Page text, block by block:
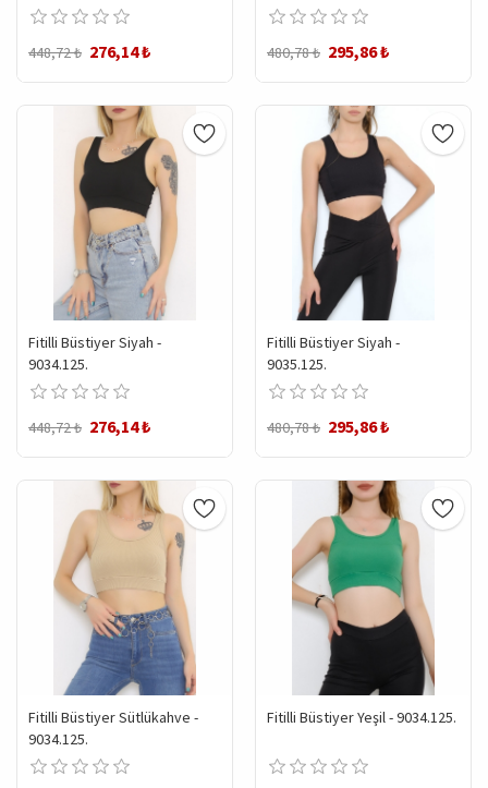
448,72 ₺ 276,14 ₺ 480,78 ₺ 295,86 ₺
Fitilli Büstiyer Siyah -
9034.125.
448,72 ₺ 276,14 ₺
Fitilli Büstiyer Siyah -
9035.125.
480,78 ₺ 295,86 ₺
Fitilli Büstiyer Sütlükahve -
9034.125.
Fitilli Büstiyer Yeşil - 9034.125.